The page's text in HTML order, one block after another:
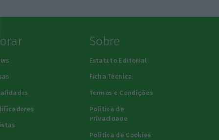
Sobre
Estatuto Editorial
Ficha Técnica
Termos e Condições
Política de
Privacidade
Política de Cookies